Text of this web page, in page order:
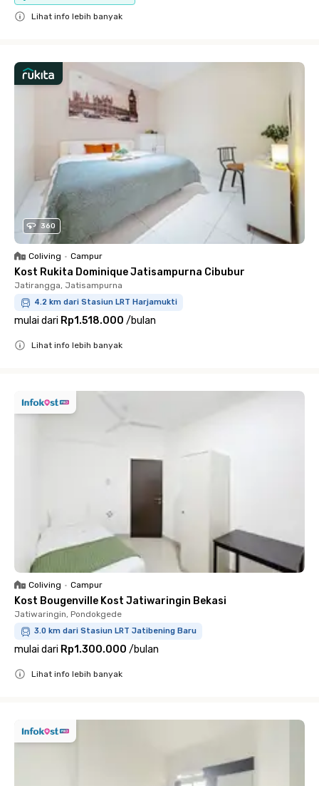
Lihat info lebih banyak
360
Coliving • Campur
Kost Rukita Dominique Jatisampurna Cibubur
Jatirangga, Jatisampurna
4.2 km dari Stasiun LRT Harjamukti
mulai dari Rp1.518.000 /bulan
Lihat info lebih banyak
Coliving • Campur
Kost Bougenville Kost Jatiwaringin Bekasi
Jatiwaringin, Pondokgede
3.0 km dari Stasiun LRT Jatibening Baru
mulai dari Rp1.300.000 /bulan
Lihat info lebih banyak